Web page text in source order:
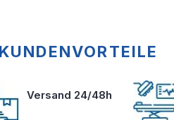
Versand 24/48h